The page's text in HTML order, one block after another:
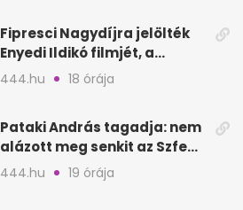
Fipresci Nagydíjra jelölték
Enyedi Ildikó filmjét, a
Csendes barátot
444.hu 18 órája
Pataki András tagadja: nem
alázott meg senkit az Szfe
felvételijén
444.hu 19 órája